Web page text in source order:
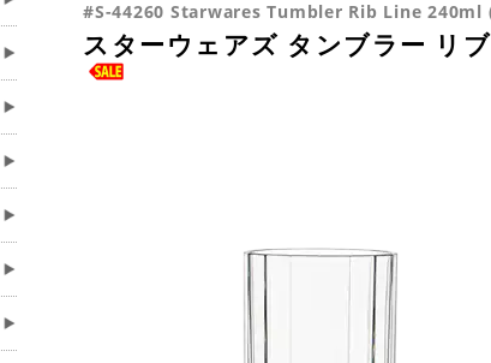
#S-44260 Starwares Tumbler Rib Line 240ml
スターウェアズ タンブラー リ